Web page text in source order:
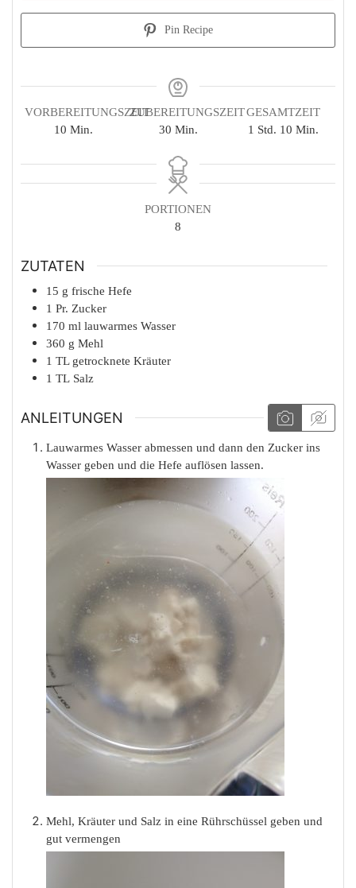
Pin Recipe
VORBEREITUNGSZEIT
10Minuten
Min.
ZUBEREITUNGSZEIT
30Minuten
Min.
GESAMTZEIT
1 Stunde
Std. 10Minuten
Min.
PORTIONEN
8
ZUTATEN
15 g frische Hefe
1 Pr. Zucker
170 ml lauwarmes Wasser
360 g Mehl
1 TL getrocknete Kräuter
1 TL Salz
ANLEITUNGEN
Lauwarmes Wasser abmessen und dann den Zucker ins
Wasser geben und die Hefe auflösen lassen.
Mehl, Kräuter und Salz in eine Rührschüssel geben und
gut vermengen